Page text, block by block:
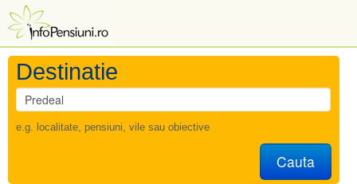
Destinatie
e.g. localitate, pensiuni, vile sau obiective
Cauta